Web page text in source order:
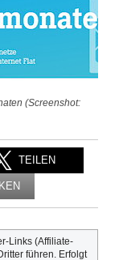
(Screenshot:
TEILEN
Links (Affiliate-
führen. Erfolgt